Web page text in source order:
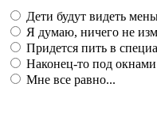
Дети будут видеть
Я думаю, ничего не
Придется пить в
Наконец-то под окнами
Мне все равно...